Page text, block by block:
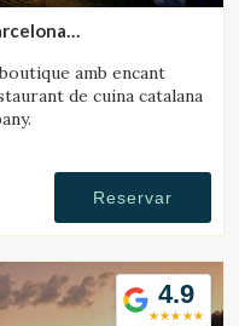
amb encant
de cuina catalana
Reservar
4.9